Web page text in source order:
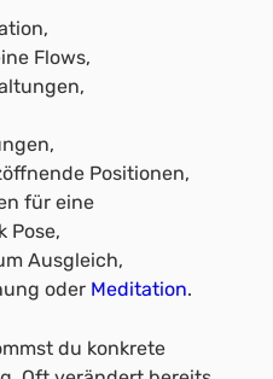
Flows,
Positionen,
für eine
Pose,
Ausgleich,
oder Meditation.
du konkrete